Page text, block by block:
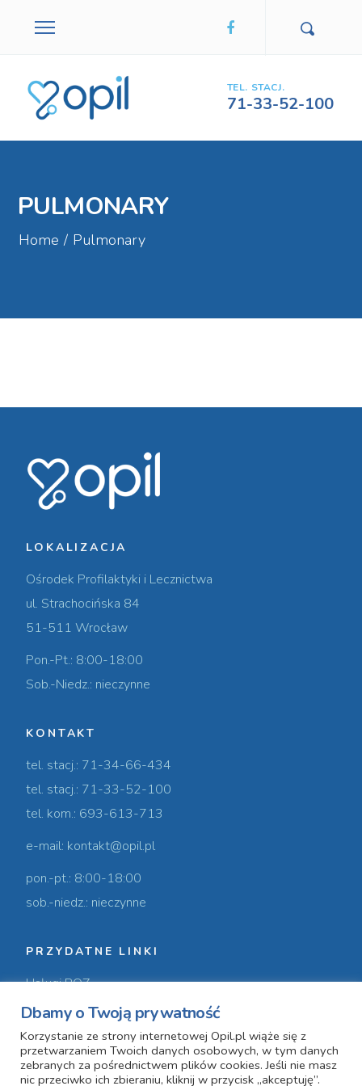
TEL. STACJ.
71-33-52-100
PULMONARY
Home / Pulmonary
LOKALIZACJA
Ośrodek Profilaktyki i Lecznictwa
ul. Strachocińska 84
51-511 Wrocław
Pon.-Pt.: 8:00-18:00
Sob.-Niedz.: nieczynne
KONTAKT
tel. stacj.: 71-34-66-434
tel. stacj.: 71-33-52-100
tel. kom.: 693-613-713
e-mail: kontakt@opil.pl
pon.-pt.: 8:00-18:00
sob.-niedz.: nieczynne
PRZYDATNE LINKI
Usługi POZ
Usługi prywatne
Nasz zespół
O nas
Dbamy o Twoją prywatność
Korzystanie ze strony internetowej Opil.pl wiąże się z
przetwarzaniem Twoich danych osobowych, w tym danych
zebranych za pośrednictwem plików cookies. Jeśli nie masz
nic przeciwko ich zbieraniu, kliknij w przycisk „akceptuję”.